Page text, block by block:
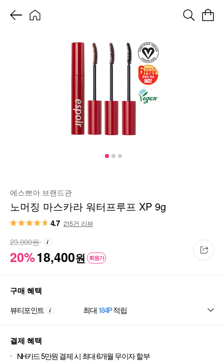
에스쁘아 브랜드관
노머징 마스카라 워터프루프 XP 9g
4.7 215건 리뷰
20%18,400원 회원가
23,000원
구매 혜택
뷰티포인트 최대184P적립
결제 혜택
NH카드 5만원 결제 시 최대 6개월 무이자 할부